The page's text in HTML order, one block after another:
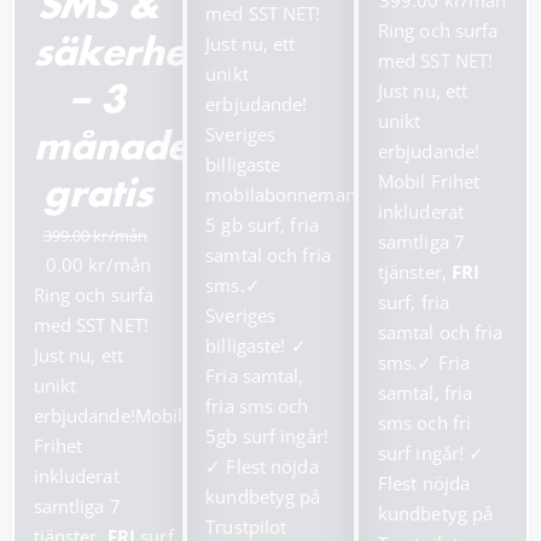
SMS &
säkerhetstjänster
– 3
månader
gratis
399.00
Det
ursprungliga
priset
var:
399.00 kr.
0.00
nuvarande
0.00 kr.
Ring och surfa
med SST NET!
Just nu, ett
unikt
erbjudande!Mobil
Frihet
inkluderat
samtliga 7
priset
var:
199.00 kr.
99.00 kr.
med SST NET!
Just nu, ett
unikt
erbjudande!
Sveriges
billigaste
mobilabonnemang!
5 gb surf, fria
samtal och fria
sms. ✓
Sveriges
billigaste!
✓
Fria samtal,
fria sms och
5gb surf ingår!
✓ Flest nöjda
kundbetyg på
Trustpilot
ursprungliga
priset
var:
799.00 kr.
Ring och surfa
med SST NET!
Just nu, ett
unikt
erbjudande!
Mobil Frihet
inkluderat
samtliga 7
tjänster, FRI
surf, fria
samtal och fria
sms. ✓ Fria
samtal, fria
sms och fri
surf ingår! ✓
Flest nöjda
kundbetyg på